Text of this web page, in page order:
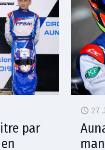
par
27